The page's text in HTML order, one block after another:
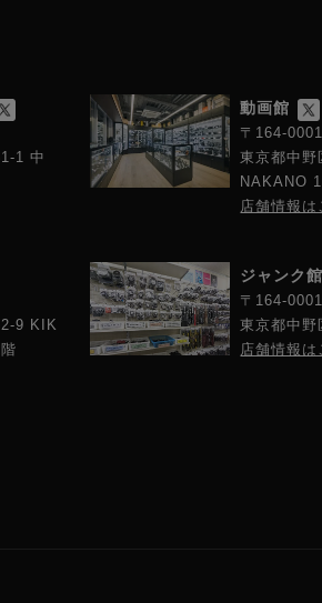
1 中
動画館
〒164-0001
東京都中
NAKANO
店舗情報は
9 KIK
ジャンク館
〒164-0001
東京都中
店舗情報は